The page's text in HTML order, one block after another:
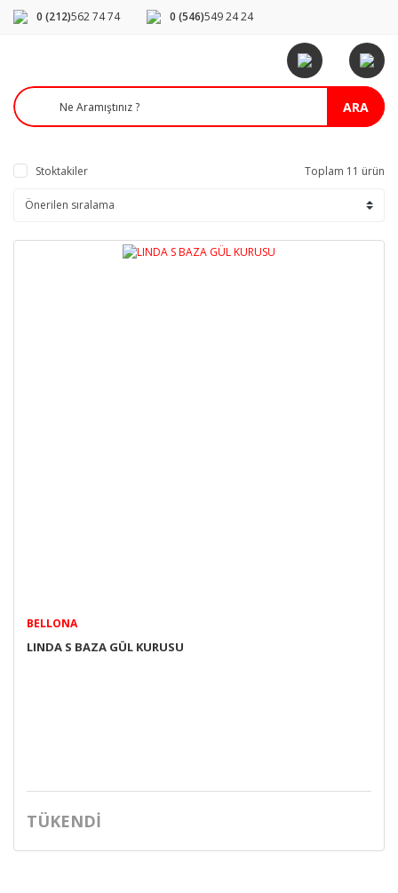
0 (212)562 74 74 0 (546)549 24 24
ARA
Stoktakiler Toplam 11 ürün
BELLONA
LINDA S BAZA GÜL KURUSU
TÜKENDİ